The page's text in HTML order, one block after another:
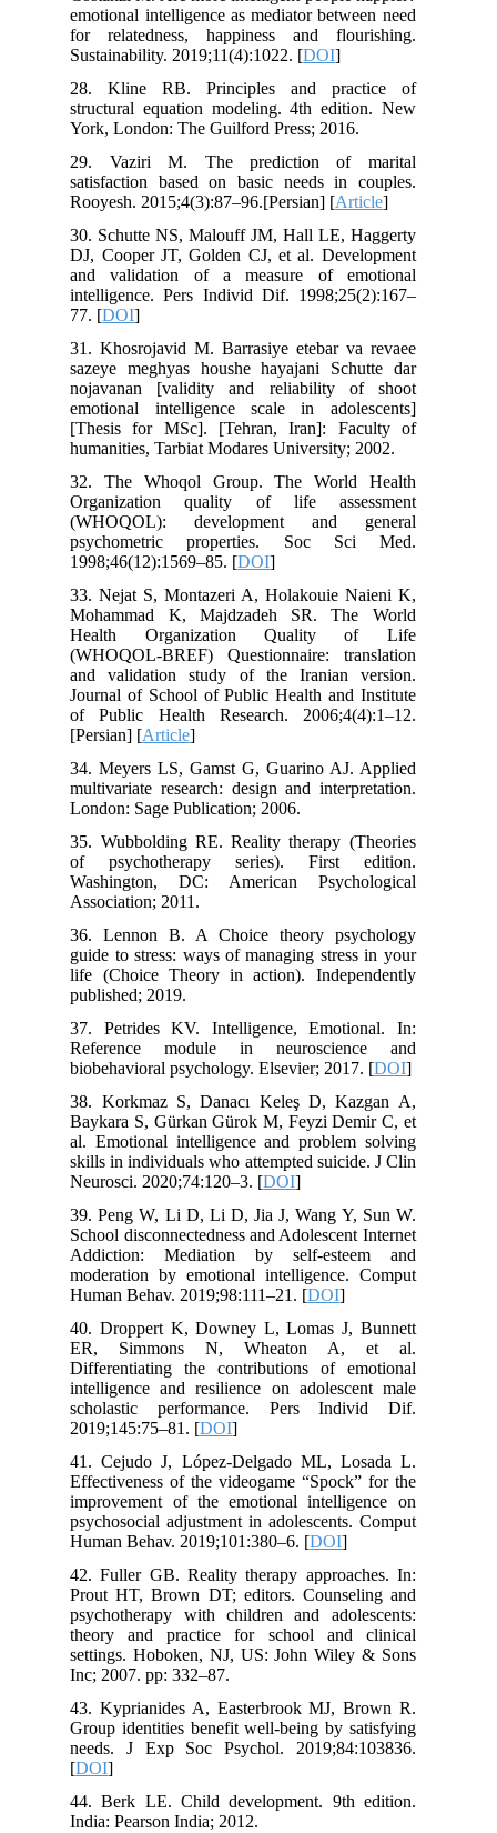
emotional intelligence as mediator between need
for relatedness, happiness and flourishing.
Sustainability. 2019;11(4):1022. [DOI
28. Kline RB. Principles and practice of
structural equation modeling. 4th edition. New
York, London: The Guilford Press; 2016.
29. Vaziri M. The prediction of marital
satisfaction based on basic needs in couples.
Rooyesh. 2015;4(3):87–96.[Persian] [Article
30. Schutte NS, Malouff JM, Hall LE, Haggerty
DJ, Cooper JT, Golden CJ, et al. Development
and validation of a measure of emotional
intelligence. Pers Individ Dif. 1998;25(2):167–
77. [DOI
31. Khosrojavid M. Barrasiye etebar va revaee
sazeye meghyas houshe hayajani Schutte dar
nojavanan [validity and reliability of shoot
emotional intelligence scale in adolescents]
[Thesis for MSc]. [Tehran, Iran]: Faculty of
humanities, Tarbiat Modares University; 2002.
32. The Whoqol Group. The World Health
Organization quality of life assessment
(WHOQOL): development and general
psychometric properties. Soc Sci Med.
1998;46(12):1569–85. [DOI
33. Nejat S, Montazeri A, Holakouie Naieni K,
Mohammad K, Majdzadeh SR. The World
Health Organization Quality of Life
(WHOQOL-BREF) Questionnaire: translation
and validation study of the Iranian version.
Journal of School of Public Health and Institute
of Public Health Research. 2006;4(4):1–12.
[Persian] [Article
34. Meyers LS, Gamst G, Guarino AJ. Applied
multivariate research: design and interpretation.
London: Sage Publication; 2006.
35. Wubbolding RE. Reality therapy (Theories
of psychotherapy series). First edition.
Washington, DC: American Psychological
Association; 2011.
36. Lennon B. A Choice theory psychology
guide to stress: ways of managing stress in your
life (Choice Theory in action). Independently
published; 2019.
37. Petrides KV. Intelligence, Emotional. In:
Reference module in neuroscience and
biobehavioral psychology. Elsevier; 2017. [DOI
38. Korkmaz S, Danacı Keleş D, Kazgan A,
Baykara S, Gürkan Gürok M, Feyzi Demir C, et
al. Emotional intelligence and problem solving
skills in individuals who attempted suicide. J Clin
Neurosci. 2020;74:120–3. [DOI
39. Peng W, Li D, Li D, Jia J, Wang Y, Sun W.
School disconnectedness and Adolescent Internet
Addiction: Mediation by self-esteem and
moderation by emotional intelligence. Comput
Human Behav. 2019;98:111–21. [DOI
40. Droppert K, Downey L, Lomas J, Bunnett
ER, Simmons N, Wheaton A, et al.
Differentiating the contributions of emotional
intelligence and resilience on adolescent male
scholastic performance. Pers Individ Dif.
2019;145:75–81. [DOI
41. Cejudo J, López-Delgado ML, Losada L.
Effectiveness of the videogame “Spock” for the
improvement of the emotional intelligence on
psychosocial adjustment in adolescents. Comput
Human Behav. 2019;101:380–6. [DOI
42. Fuller GB. Reality therapy approaches. In:
Prout HT, Brown DT; editors. Counseling and
psychotherapy with children and adolescents:
theory and practice for school and clinical
settings. Hoboken, NJ, US: John Wiley & Sons
Inc; 2007. pp: 332–87.
43. Kyprianides A, Easterbrook MJ, Brown R.
Group identities benefit well-being by satisfying
needs. J Exp Soc Psychol. 2019;84:103836.
[DOI
44. Berk LE. Child development. 9th edition.
India: Pearson India; 2012.